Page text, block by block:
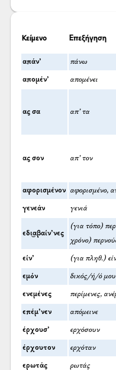
Κείμενο Επεξήγηση
απάν’ πάνω
απομέν’ απομένει
ας σα απ’ τα
ας σον απ’ τον
αφορισμένον αφορισμένο,
γενεάν γενιά
εδι͜αβαίν’νες
(για τόπο)
χρόνο)
είν’ (για πληθ.)
εμόν δικός/ή/ό μου
ενεμένες περίμενες,
επέμ’νεν απόμεινε
έρχουσ’ ερχόσουν
έρχουτον ερχόταν
ερωτάς ρωτάς